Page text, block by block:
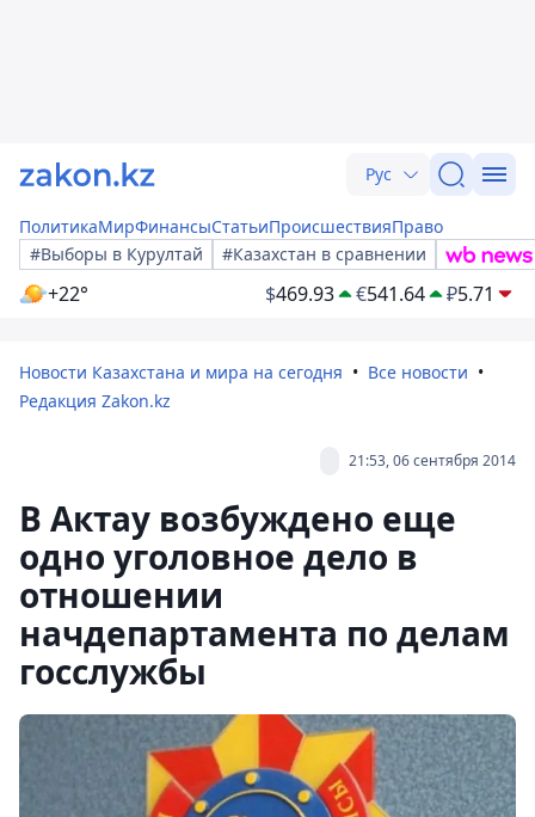
Рус
ПолитикаМирФинансыСтатьиПроисшествияПраво
#Выборы в Курултай
#Казахстан в сравнении
+22° $469.93 €541.64 ₽5.71
Новости Казахстана и мира на сегодня
Все новости
Редакция Zakon.kz
21:53, 06 сентября 2014
В Актау возбуждено еще
одно уголовное дело в
отношении
начдепартамента по делам
госслужбы